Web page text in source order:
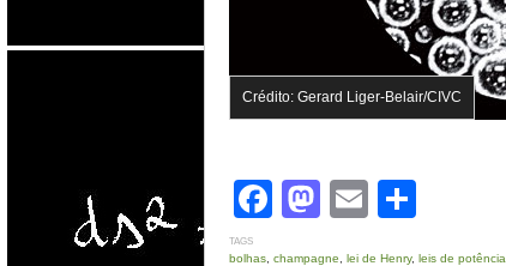
Crédito: Gerard Liger-Belair/CIVC
Facebook
Mastodon
Email
TAGS
bolhas champagne lei de Henry, leis de potência